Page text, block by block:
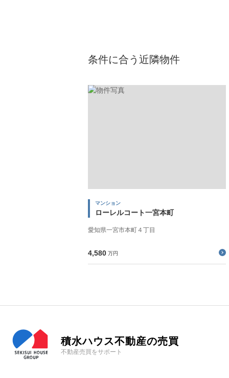
条件に合う近隣物件
マンション
ローレルコート一宮本町
愛知県一宮市本町４丁目
4,580 万円
積水ハウス不動産の売買
不動産売買をサポート